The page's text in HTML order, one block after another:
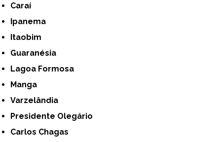
Caraí
Ipanema
Itaobim
Guaranésia
Lagoa Formosa
Manga
Varzelândia
Presidente Olegário
Carlos Chagas